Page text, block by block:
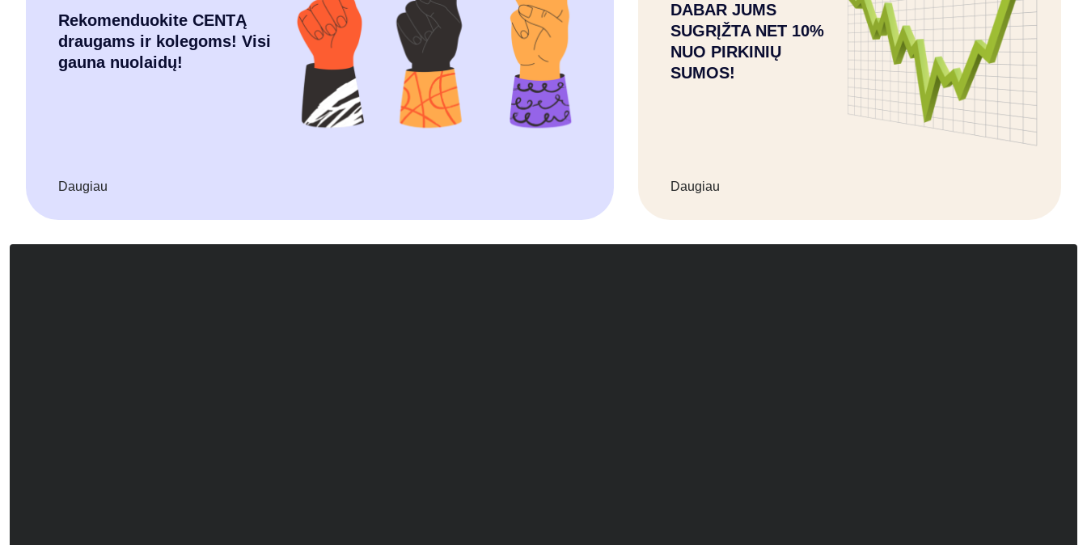
Rekomenduokite CENTĄ
draugams ir kolegoms! Visi
gauna nuolaidų!
Daugiau
DABAR JUMS
SUGRĮŽTA NET 10%
NUO PIRKINIŲ
SUMOS!
Daugiau